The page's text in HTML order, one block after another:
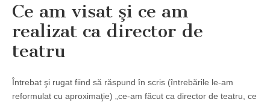
Ce am visat şi ce am
realizat ca director de
teatru
Întrebat şi rugat fiind să răspund în scris (întrebările le-am
reformulat cu aproximaţie) „ce-am făcut ca director de teatru, ce